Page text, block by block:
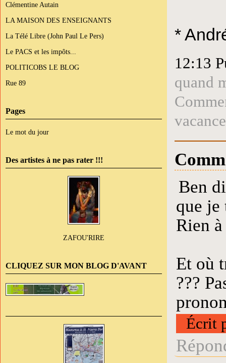
Clémentine Autain
LA MAISON DES ENSEIGNANTS
La Télé Libre (John Paul Le Pers)
Le PACS et les impôts...
POLITICOBS LE BLOG
Rue 89
Pages
Le mot du jour
Des artistes à ne pas rater !!!
ZAFOU'RIRE
CLIQUEZ SUR MON BLOG D'AVANT
*
12:13
quand
Ben
que je
Rien
Et où
???
Écrit